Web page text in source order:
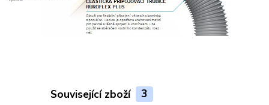
Související zboží 3